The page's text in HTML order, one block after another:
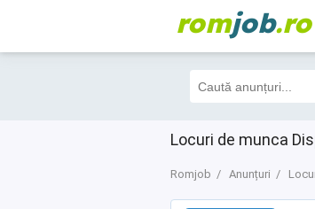
romjob.ro
Locuri de munca
Romjob Anunțuri
Filtre 3
26